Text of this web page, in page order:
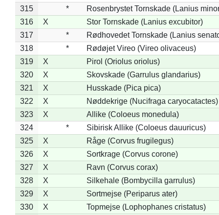
315
*
Rosenbrystet Tornskade (Lanius
316
X
Stor Tornskade (Lanius excubitor)
317
*
Rødhovedet Tornskade (Lanius
318
*
Rødøjet Vireo (Vireo olivaceus)
319
X
Pirol (Oriolus oriolus)
320
X
Skovskade (Garrulus glandarius)
321
X
Husskade (Pica pica)
322
X
Nøddekrige (Nucifraga caryocatactes)
323
X
Allike (Coloeus monedula)
324
*
Sibirisk Allike (Coloeus dauuricus)
325
X
Råge (Corvus frugilegus)
326
X
Sortkrage (Corvus corone)
327
X
Ravn (Corvus corax)
328
X
Silkehale (Bombycilla garrulus)
329
X
Sortmejse (Periparus ater)
330
X
Topmejse (Lophophanes cristatus)